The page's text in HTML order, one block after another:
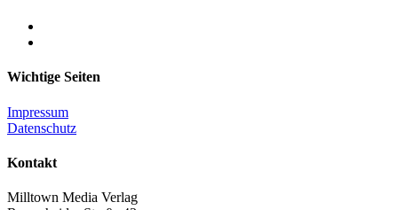
Wichtige Seiten
Impressum
Datenschutz
Kontakt
Milltown Media Verlag